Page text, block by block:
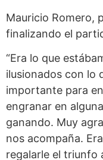
Mauricio Romero,
finalizando el
“Era lo que
ilusionados con lo
importante para
engranar en
ganando. Muy
nos acompaña.
regalarle el triunfo